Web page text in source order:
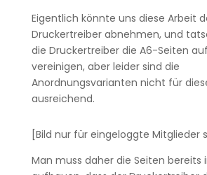
Eigentlich könnte uns diese Arbeit
Druckertreiber abnehmen, und
die Druckertreiber die A6-Seiten
vereinigen, aber leider sind die
Anordnungsvarianten nicht für
ausreichend.
[Bild nur für eingeloggte Mitglieder
Man muss daher die Seiten bereits